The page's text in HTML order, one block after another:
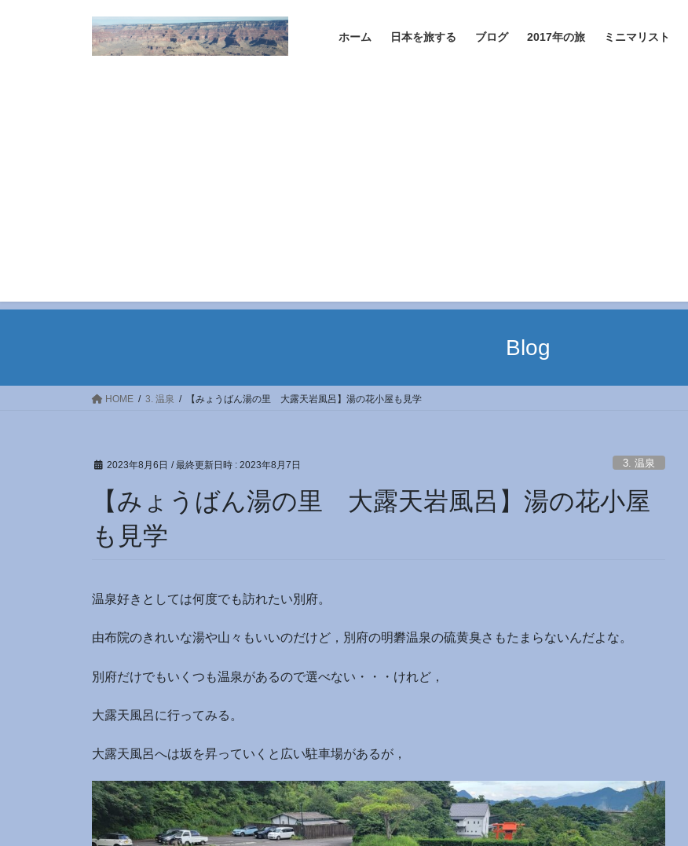
ホーム 日本を旅する ブログ 2017年の旅 ミニマリスト
Blog
HOME 3. 温泉 【みょうばん湯の里 大露天岩風呂】湯の花小屋も見学
2023年8月6日 / 最終更新日時 : 2023年8月7日 3. 温泉
【みょうばん湯の里 大露天岩風呂】湯の花小屋
も見学
温泉好きとしては何度でも訪れたい別府。
由布院のきれいな湯や山々もいいのだけど，別府の明礬温泉の硫黄臭さもたまらないんだよな。
別府だけでもいくつも温泉があるので選べない・・・けれど，
大露天風呂に行ってみる。
大露天風呂へは坂を昇っていくと広い駐車場があるが，